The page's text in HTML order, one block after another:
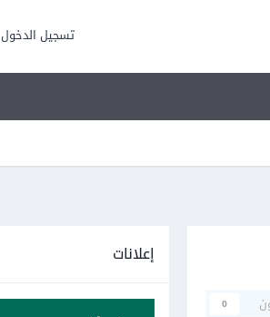
تسجيل الدخول
0
إعلانات